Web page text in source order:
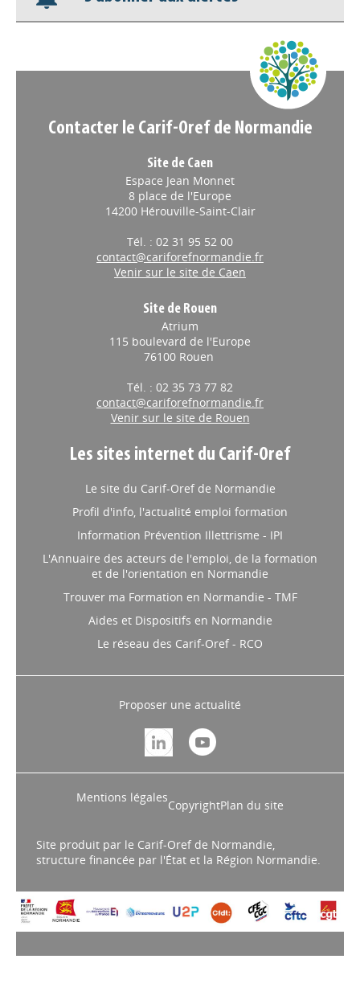
Contacter le Carif-Oref de Normandie
Site de Caen
Espace Jean Monnet
8 place de l'Europe
14200 Hérouville-Saint-Clair
Tél. : 02 31 95 52 00
contact@cariforefnormandie.fr
Venir sur le site de Caen
Site de Rouen
Atrium
115 boulevard de l'Europe
76100 Rouen
Tél. : 02 35 73 77 82
contact@cariforefnormandie.fr
Venir sur le site de Rouen
Les sites internet du Carif-Oref
Le site du Carif-Oref de Normandie
Profil d'info, l'actualité emploi formation
Information Prévention Illettrisme - IPI
L'Annuaire des acteurs de l'emploi, de la formation
et de l'orientation en Normandie
Trouver ma Formation en Normandie - TMF
Aides et Dispositifs en Normandie
Le réseau des Carif-Oref - RCO
Proposer une actualité
Mentions légales
CopyrightPlan du site
Site produit par le Carif-Oref de Normandie,
structure financée par l'État et la Région Normandie.